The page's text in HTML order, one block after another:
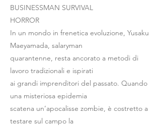
BUSINESSMAN SURVIVAL
HORROR
In un mondo in frenetica evoluzione, Yusaku
Maeyamada, salaryman
quarantenne, resta ancorato a metodi di
lavoro tradizionali e ispirati
ai grandi imprenditori del passato. Quando
una misteriosa epidemia
scatena un’apocalisse zombie, è costretto a
testare sul campo la